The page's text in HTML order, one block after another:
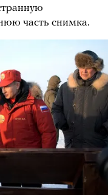
часть снимка.